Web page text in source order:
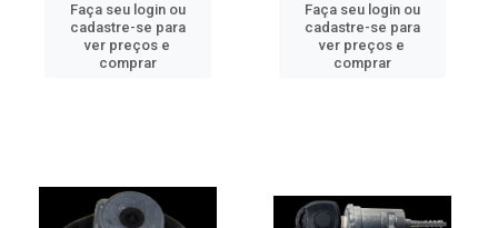
Faça seu login ou
cadastre-se para
ver preços e
comprar
Faça seu login ou
cadastre-se para
ver preços e
comprar